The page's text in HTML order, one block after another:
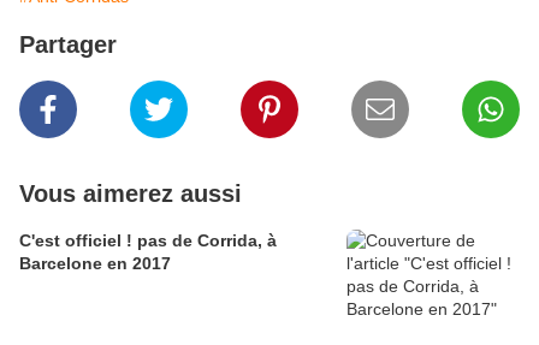
Partager
Vous aimerez aussi
C'est officiel ! pas de Corrida, à
Barcelone en 2017